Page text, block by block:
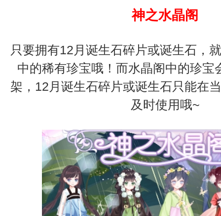
神之水晶阁
只要拥有12月诞生石碎片或诞生石，
中的稀有珍宝哦！而水晶阁中的珍宝
架，12月诞生石碎片或诞生石只能在
及时使用哦~